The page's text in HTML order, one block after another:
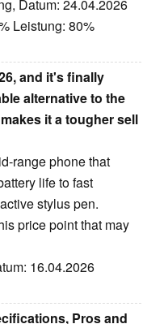
Datum: 24.04.2026
Leistung: 80%
and it's finally
alternative to the
it a tougher sell
range phone that
life to fast
stylus pen.
price point that may
16.04.2026
Pros and